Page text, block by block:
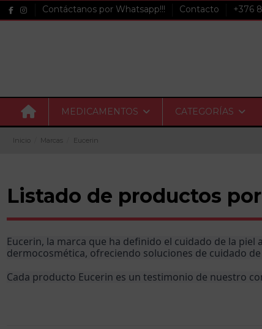
Contáctanos por Whatsapp!!! Contacto +376
MEDICAMENTOS CATEGORÍAS
Inicio Marcas Eucerin
Listado de productos
Eucerin, la marca que ha definido el cuidado de la
dermocosmética, ofreciendo soluciones de cuidado
Cada producto Eucerin es un testimonio de nuestro